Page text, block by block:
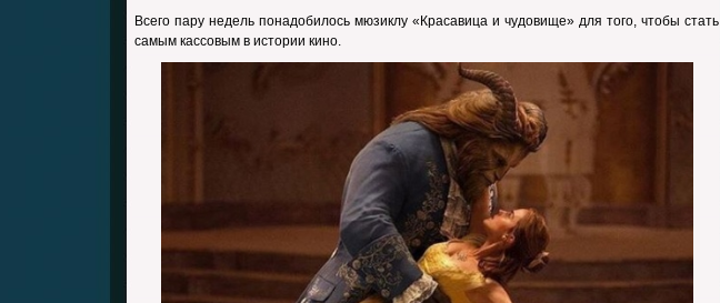
Всего пару недель понадобилось мюзиклу «Красавица и чудовище» для того, чтобы стать
самым кассовым в истории кино.